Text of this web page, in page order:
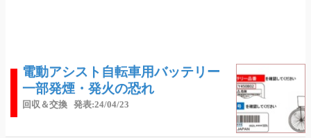
電動アシスト自転車用バッテリー
一部発煙・発火の恐れ
回収＆交換 発表:24/04/23